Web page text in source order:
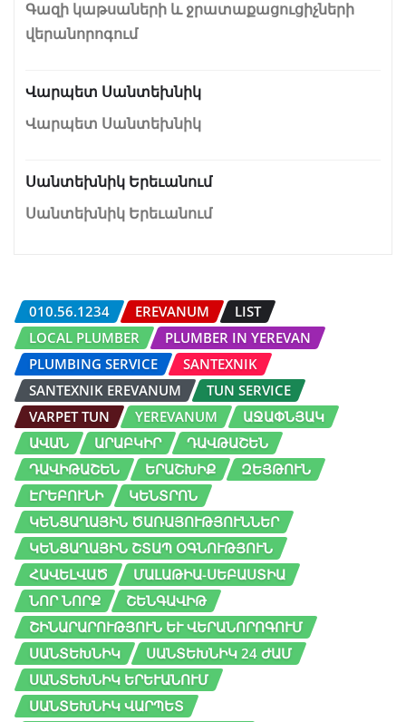
Գազի կաթսաների և ջրատաքացուցիչների
վերանորոգում
Վարպետ Սանտեխնիկ
Վարպետ Սանտեխնիկ
Սանտեխնիկ Երեւանում
Սանտեխնիկ Երեւանում
010.56.1234 EREVANUM
LIST
LOCAL PLUMBER
PLUMBER IN YEREVAN
PLUMBING SERVICE
SANTEXNIK
SANTEXNIK EREVANUM
TUN SERVICE
VARPET TUN
YEREVANUM
ԱՋԱՓՆՅԱԿ
ԱՎԱՆ
ԱՐԱԲԿԻՐ
ԴԱՎԹԱՇԵՆ
ԴԱՎԻԹԱՇԵՆ
ԵՐԱՇԽԻՔ
ԶԵՅԹՈՒՆ
ԷՐԵԲՈՒՆԻ
ԿԵՆՏՐՈՆ
ԿԵՆՑԱՂԱՅԻՆ ԾԱՌԱՅՈՒԹՅՈՒՆՆԵՐ
ԿԵՆՑԱՂԱՅԻՆ ՇՏԱՊ ՕԳՆՈՒԹՅՈՒՆ
ՀԱՎԵԼՎԱԾ
ՄԱԼԱԹԻԱ-ՍԵԲԱՍՏԻԱ
ՆՈՐ ՆՈՐՔ
ՇԵՆԳԱՎԻԹ
ՇԻՆԱՐԱՐՈՒԹՅՈՒՆ ԵՒ ՎԵՐԱՆՈՐՈԳՈՒՄ
ՍԱՆՏԵԽՆԻԿ
ՍԱՆՏԵԽՆԻԿ 24 ԺԱՄ
ՍԱՆՏԵԽՆԻԿ ԵՐԵՒԱՆՈՒՄ
ՍԱՆՏԵԽՆԻԿ ՎԱՐՊԵՏ